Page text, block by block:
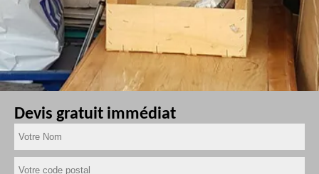
Devis gratuit immédiat